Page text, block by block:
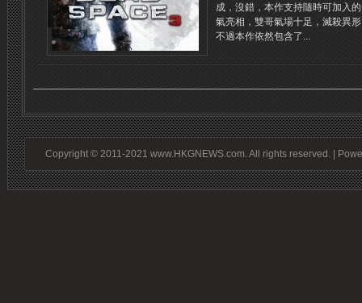
成，沒錯，本作支持隨時可加入
氣亮相，雙哥氣場十足，滅殺異
不過本作依然包含了...
Copyright © 2011-2021 www.HKGNEWS.com. All rights reserved. |